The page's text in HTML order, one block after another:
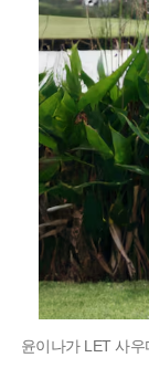
윤이나가 LET 사